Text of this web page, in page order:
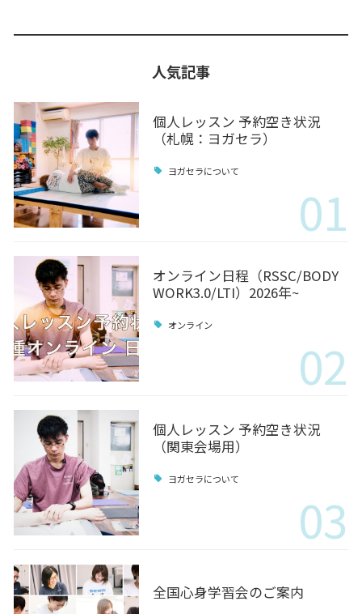
人気記事
個人レッスン 予約空き状況
（札幌：ヨガセラ）
ヨガセラについて
01
オンライン日程（RSSC/BODY
WORK3.0/LTI）2026年~
オンライン
02
個人レッスン 予約空き状況
（関東会場用）
ヨガセラについて
03
全国心身学習会のご案内